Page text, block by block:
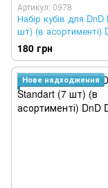
Артикул: 0978
Набір кубів для DnD
шт) (в асортименті)
set
180 грн
Нове надходження